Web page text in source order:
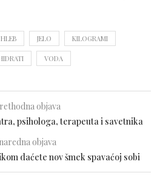
HLEB JELO KILOGRAMI
VODA
objava
psihologa, terapeuta i savetnika
naredna objava
daćete nov šmek spavaćoj sobi